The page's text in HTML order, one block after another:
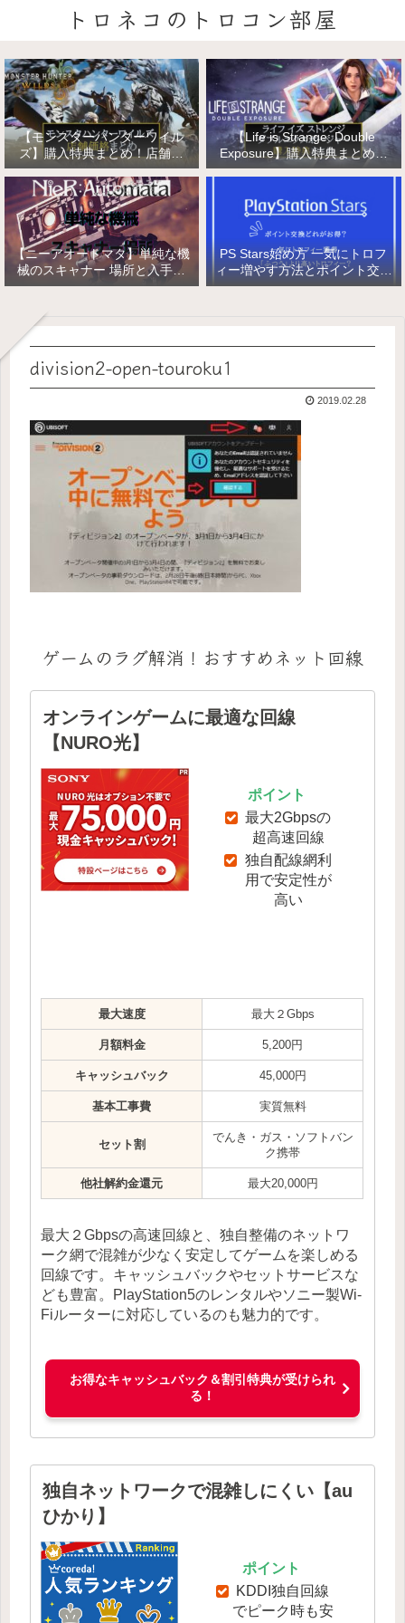
トロネコのトロコン部屋
【モンスターハンターワイル
ズ】購入特典まとめ！店舗特
典・店舗価格比較！
【Life is Strange: Double
Exposure】購入特典まとめ！
店舗特典・店舗価格比較！ライ
スポージャー
【ニーアオートマタ】単純な機
械のスキャナー 場所と入手方
法/複雑な機械と精巧な機械の
PS Stars始め方 一気にトロフ
ィー増やす方法とポイント交換
【PlayStation Stars】
division2-open-touroku1
2019.02.28
ゲームのラグ解消！おすすめネット回線
オンラインゲームに最適な回線
【NURO光】
ポイント
最大2Gbpsの
超高速回線
独自配線網利
用で安定性が
高い
最大速度 最大２Gbps
月額料金 5,200円
キャッシュバック 45,000円
基本工事費 実質無料
セット割
でんき・ガス・ソフトバン
ク携帯
他社解約金還元 最大20,000円
最大２Gbpsの高速回線と、独自整備のネットワ
ーク網で混雑が少なく安定してゲームを楽しめる
回線です。キャッシュバックやセットサービスな
ども豊富。PlayStation5のレンタルやソニー製Wi-
Fiルーターに対応しているのも魅力的です。
お得なキャッシュバック＆割引特典が受けられ
る！
独自ネットワークで混雑しにくい【au
ひかり】
ポイント
KDDI独自回線
でピーク時も安